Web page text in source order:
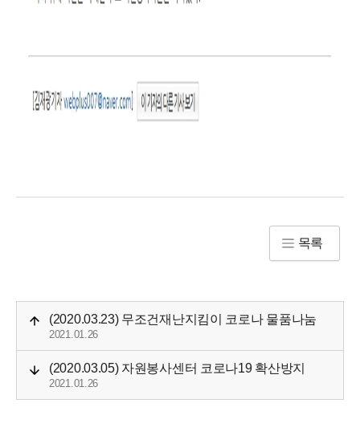
목록
(2020.03.23) 무조건재난지킴이 코로나 물품나눔
2021.01.26
(2020.03.05) 자원봉사센터 코로나19 확산방지
2021.01.26